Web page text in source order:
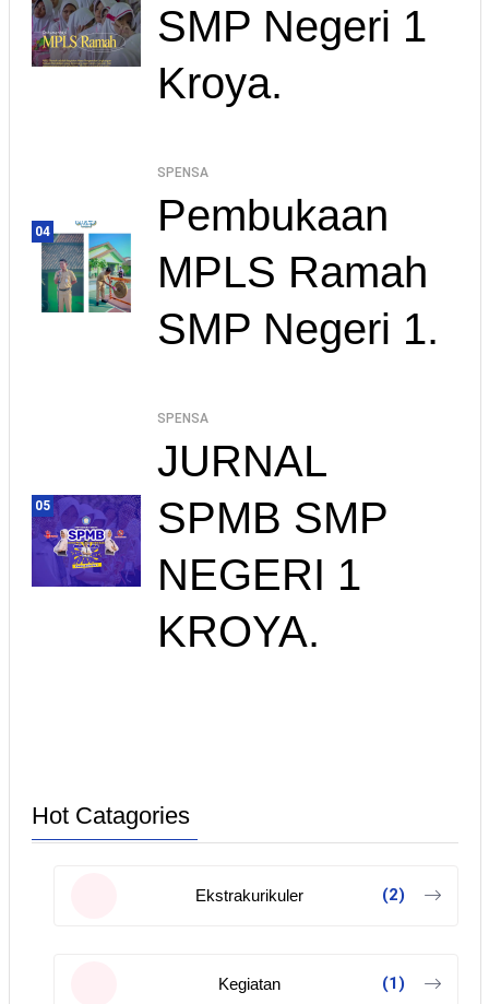
SMP Negeri 1
Kroya.
04
SPENSA
Pembukaan
MPLS Ramah
SMP Negeri 1.
05
SPENSA
JURNAL
SPMB SMP
NEGERI 1
KROYA.
Hot Catagories
Ekstrakurikuler (2)
Kegiatan (1)